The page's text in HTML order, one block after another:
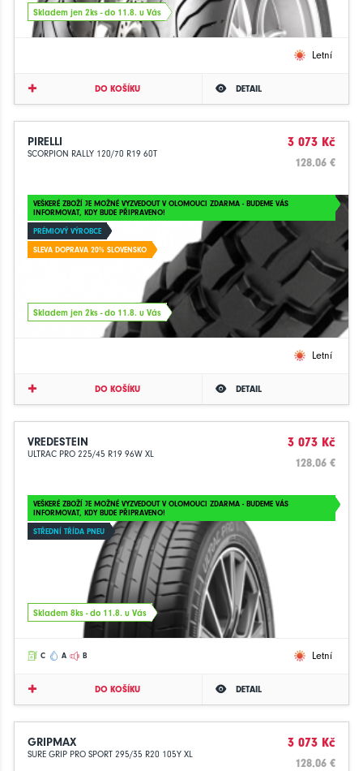
Skladem jen 2ks - do 11.8. u Vás
Letní
DO KOŠÍKU DETAIL
PIRELLI
SCORPION RALLY 120/70 R19 60T
3 073 Kč
128.06 €
VEŠKERÉ ZBOŽÍ JE MOŽNÉ VYZVEDOUT V OLOMOUCI ZDARMA - BUDEME VÁS
INFORMOVAT, KDY BUDE PŘIPRAVENO!
PRÉMIOVÝ VÝROBCE
SLEVA DOPRAVA 20% SLOVENSKO
Skladem jen 2ks - do 11.8. u Vás
Letní
DO KOŠÍKU DETAIL
VREDESTEIN
ULTRAC PRO 225/45 R19 96W XL
3 073 Kč
128.06 €
VEŠKERÉ ZBOŽÍ JE MOŽNÉ VYZVEDOUT V OLOMOUCI ZDARMA - BUDEME VÁS
INFORMOVAT, KDY BUDE PŘIPRAVENO!
STŘEDNÍ TŘÍDA PNEU
Skladem 8ks - do 11.8. u Vás
C A B Letní
DO KOŠÍKU DETAIL
GRIPMAX
SURE GRIP PRO SPORT 295/35 R20 105Y XL
3 073 Kč
128.06 €